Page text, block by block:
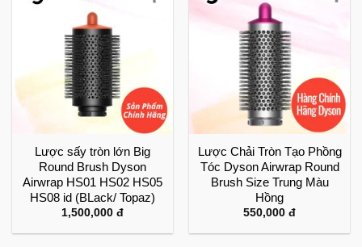
Lược sấy tròn lớn Big
Round Brush Dyson
Airwrap HS01 HS02 HS05
HS08 id (BLack/ Topaz)
1,500,000 đ
Lược Chải Tròn Tạo Phồng
Tóc Dyson Airwrap Round
Brush Size Trung Màu
Hồng
550,000 đ